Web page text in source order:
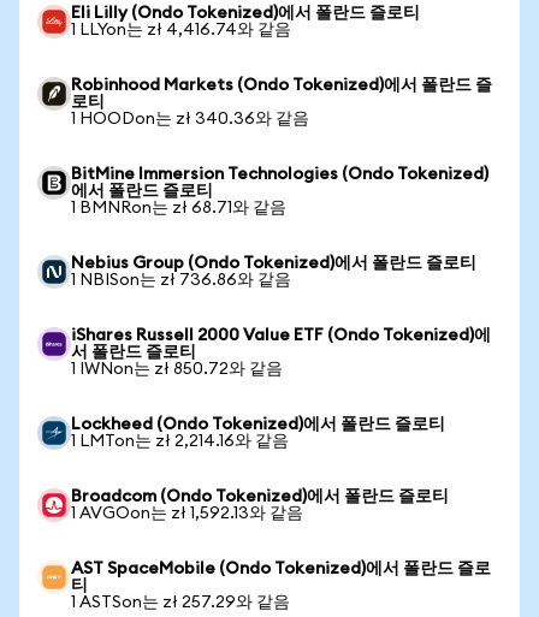
Eli Lilly (Ondo Tokenized)에서 폴란드 즐로티
1 LLYon는 zł 4,416.74와 같음
Robinhood Markets (Ondo Tokenized)에서 폴란드 즐
로티
1 HOODon는 zł 340.36와 같음
BitMine Immersion Technologies (Ondo Tokenized)
에서 폴란드 즐로티
1 BMNRon는 zł 68.71와 같음
Nebius Group (Ondo Tokenized)에서 폴란드 즐로티
1 NBISon는 zł 736.86와 같음
iShares Russell 2000 Value ETF (Ondo Tokenized)에
서 폴란드 즐로티
1 IWNon는 zł 850.72와 같음
Lockheed (Ondo Tokenized)에서 폴란드 즐로티
1 LMTon는 zł 2,214.16와 같음
Broadcom (Ondo Tokenized)에서 폴란드 즐로티
1 AVGOon는 zł 1,592.13와 같음
AST SpaceMobile (Ondo Tokenized)에서 폴란드 즐로
티
1 ASTSon는 zł 257.29와 같음